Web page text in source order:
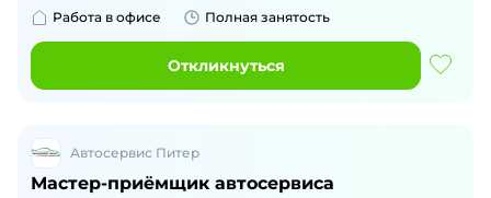
Работа в офисе
Полная занятость
Откликнуться
Автосервис Питер
Мастер-приёмщик автосервиса